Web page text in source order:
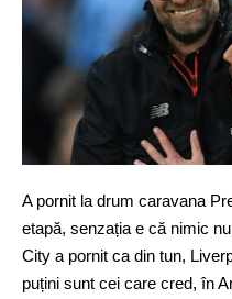
A pornit la drum caravana
etapă, senzația e că nimic
City a pornit ca din tun,
puțini sunt cei care cred, în